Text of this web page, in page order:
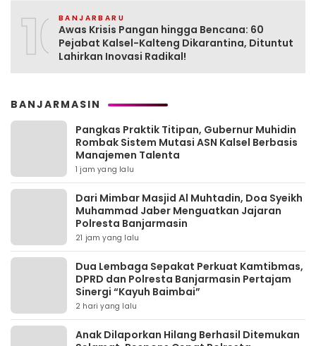
10BANJARBARU
Awas Krisis Pangan hingga Bencana: 60
Pejabat Kalsel-Kalteng Dikarantina, Dituntut
Lahirkan Inovasi Radikal!
BANJARMASIN
Pangkas Praktik Titipan, Gubernur Muhidin
Rombak Sistem Mutasi ASN Kalsel Berbasis
Manajemen Talenta
1 jam yang lalu
Dari Mimbar Masjid Al Muhtadin, Doa Syeikh
Muhammad Jaber Menguatkan Jajaran
Polresta Banjarmasin
21 jam yang lalu
Dua Lembaga Sepakat Perkuat Kamtibmas,
DPRD dan Polresta Banjarmasin Pertajam
Sinergi “Kayuh Baimbai”
2 hari yang lalu
Anak Dilaporkan Hilang Berhasil Ditemukan